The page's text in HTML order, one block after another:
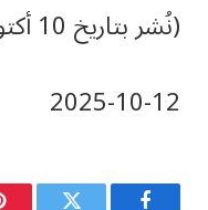
(نُشر بتاريخ 10 أكتوبر 2025)
‎2025-‎10-‎12